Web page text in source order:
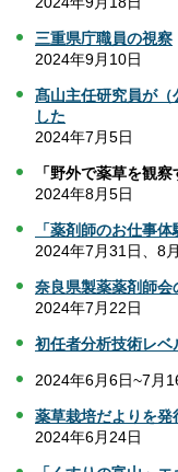
三重県庁職員の視察
2024年9月10日
髙山主任研究員が（
した
2024年7月5日
「野外で薬草を観
2024年8月5日
「薬剤師のお仕事
2024年7月31日、8
奈良県製薬薬剤師会
2024年7月22日
初任者分析技術レ
2024年6月6日~7月
薬草栽培だよりを発
2024年6月24日